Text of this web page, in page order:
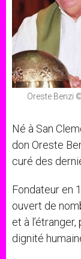
Oreste Benzi
Né à San
don Oreste
curé des
Fondateur en
ouvert de
et à
dignité